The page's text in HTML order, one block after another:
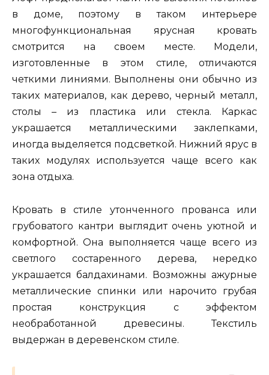
в доме, поэтому в таком интерьере
многофункциональная ярусная кровать
смотрится на своем месте. Модели,
изготовленные в этом стиле, отличаются
четкими линиями. Выполнены они обычно из
таких материалов, как дерево, черный металл,
столы – из пластика или стекла. Каркас
украшается металлическими заклепками,
иногда выделяется подсветкой. Нижний ярус в
таких модулях используется чаще всего как
зона отдыха.
Кровать в стиле утонченного прованса или
грубоватого кантри выглядит очень уютной и
комфортной. Она выполняется чаще всего из
светлого состаренного дерева, нередко
украшается балдахинами. Возможны ажурные
металлические спинки или нарочито грубая
простая конструкция с эффектом
необработанной древесины. Текстиль
выдержан в деревенском стиле.